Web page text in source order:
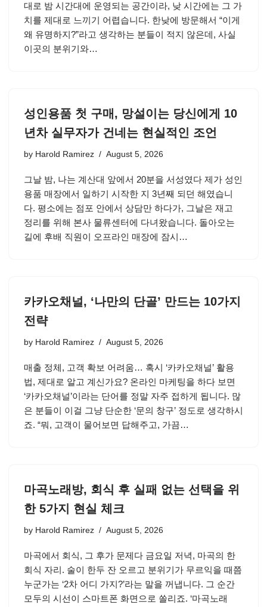
대로 밤 시간대에 운영되는 공간이라, 낮 시간에는 그 가
치를 제대로 느끼기 어렵습니다. 한낮에 방문해서 “이게
왜 유명하지?”라고 생각하는 분들이 적지 않은데, 사실
이곳의 분위기와…
성인용품 첫 구매, 망설이는 당신에게 10
년차 실무자가 건네는 현실적인 조언
by Harold Ramirez August 5, 2026
그날 밤, 나는 계산대 앞에서 20분을 서성였다 제가 성인
용품 매장에서 일하기 시작한 지 3년째 되던 해였습니
다. 평소에는 점포 안에서 상담만 하다가, 그날은 재고
정리를 위해 본사 물류센터에 다녀왔습니다. 돌아오는
길에 후배 직원이 오프라인 매장에 잠시…
카카오채널, ‘나만의 단골’ 만드는 10가지
전략
by Harold Ramirez August 5, 2026
매출 정체, 고객 확보 어려움… 혹시 ‘카카오채널’ 활용
법, 제대로 알고 계신가요? 온라인 마케팅을 하다 보면
‘카카오채널’이라는 단어를 정말 자주 접하게 됩니다. 많
은 분들이 이걸 그냥 단순한 ‘문의 창구’ 정도로 생각하시
죠. “뭐, 고객이 물어보면 답해주고, 가끔…
마곡노래방, 회식 후 실패 없는 선택을 위
한 5가지 현실 체크
by Harold Ramirez August 5, 2026
마곡에서 회식, 그 후가 문제다 금요일 저녁, 마곡의 한
회식 자리. 술이 한두 잔 오르고 분위기가 무르익을 때쯤
누군가는 ‘2차 어디 가지?’라는 말을 꺼냅니다. 그 순간
모두의 시선이 스마트폰 화면으로 쏠리죠. ‘마곡노래